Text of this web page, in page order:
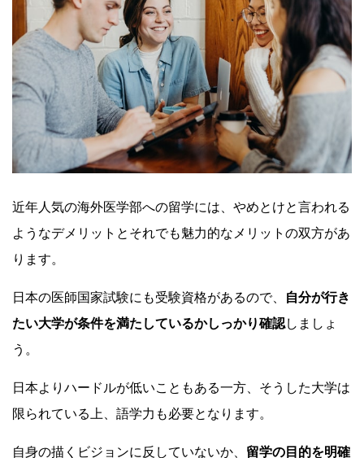
近年人気の海外医学部への留学には、やめとけと言われる
ようなデメリットとそれでも魅力的なメリットの双方があ
ります。
日本の医師国家試験にも受験資格があるので、
自分が行き
たい大学が条件を満たしているかしっかり確認しましょ
う。
日本よりハードルが低いこともある一方、そうした大学は
限られている上、語学力も必要となります。
自身の描くビジョンに反していないか、 留学の目的を明確